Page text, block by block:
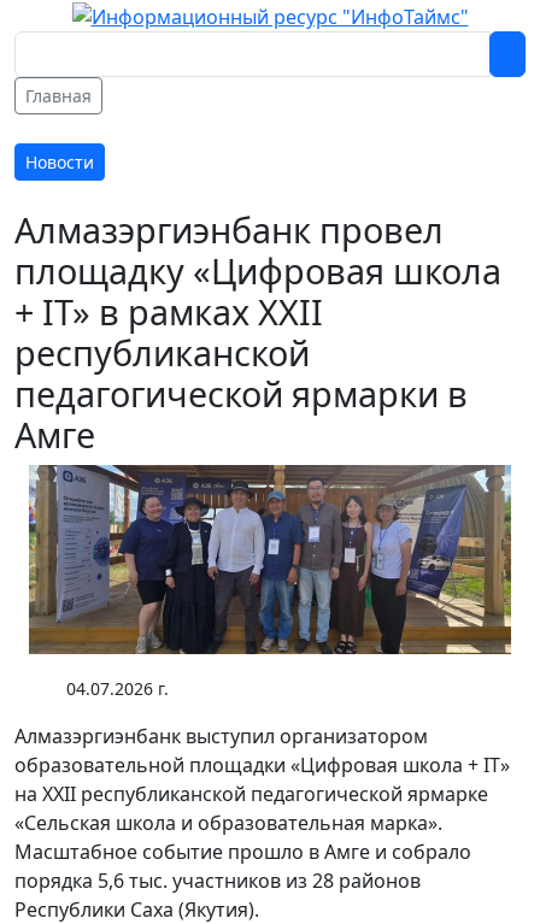
Главная
Новости
Алмазэргиэнбанк провел
площадку «Цифровая школа
+ IT» в рамках XXII
республиканской
педагогической ярмарки в
Амге
04.07.2026 г.
Алмазэргиэнбанк выступил организатором
образовательной площадки «Цифровая школа + IT»
на XXII республиканской педагогической ярмарке
«Сельская школа и образовательная марка».
Масштабное событие прошло в Амге и собрало
порядка 5,6 тыс. участников из 28 районов
Республики Саха (Якутия).